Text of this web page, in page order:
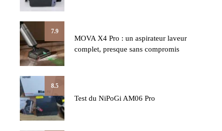
7.9
MOVA X4 Pro : un aspirateur laveur
complet, presque sans compromis
8.5
Test du NiPoGi AM06 Pro